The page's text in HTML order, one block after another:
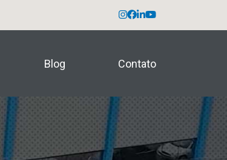
Blog Contato